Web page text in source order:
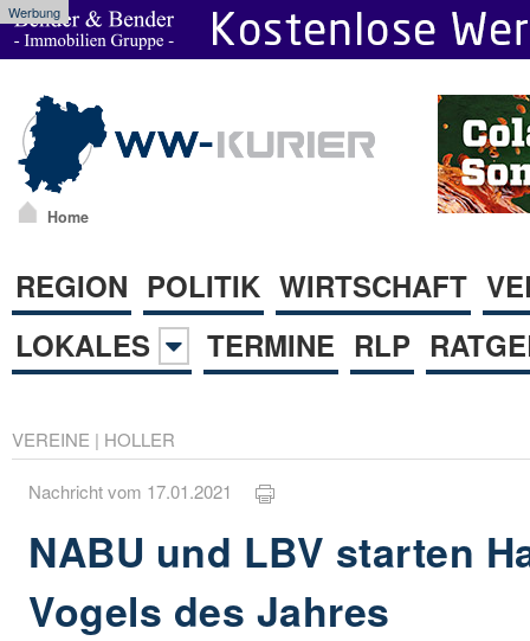
Werbung
Home
REGION POLITIK WIRTSCHAFT
LOKALES
TERMINE RLP
VEREINE | HOLLER
Nachricht vom 17.01.2021
NABU und LBV starten
Vogels des Jahres